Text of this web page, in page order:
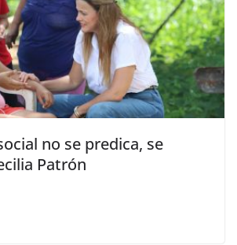
no se predica, se
Patrón